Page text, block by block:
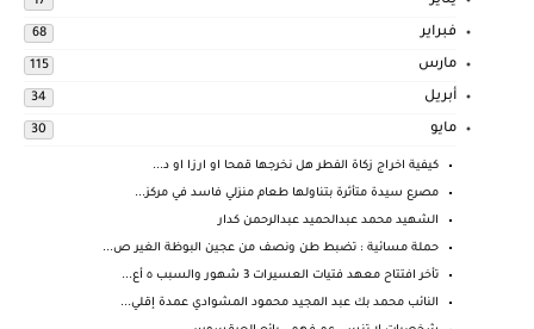
فبراير 68
مارس 115
أبريل 34
مايو 30
كيفية اخراج زكاة الفطر هل نخرجها قمحا او ارزا او د...
مصرع سيدة متأثرة بتناولها طعام منزلي فاسد في مركز...
الشهيد محمد عبدالحميد عبدالرحمن كدار
حملة مسائية : تضبط طن ونصف من عجين البوظة الغير ص...
تأخر افتتاح معهد فتيات العسيرات 3 شهور والسبب ٥ أع...
النائب محمد بك عبد المجيد محمود المشوادي عمدة إقلي...